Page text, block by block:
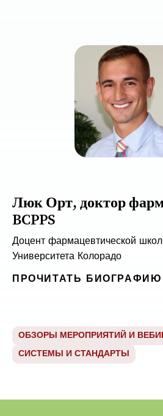
Люк Орт, доктор
BCPPS
Доцент фармацевтической
Университета Колорадо
ПРОЧИТАТЬ БИОГРАФИЮ
ОБЗОРЫ МЕРОПРИЯТИЙ И
СИСТЕМЫ И СТАНДАРТЫ